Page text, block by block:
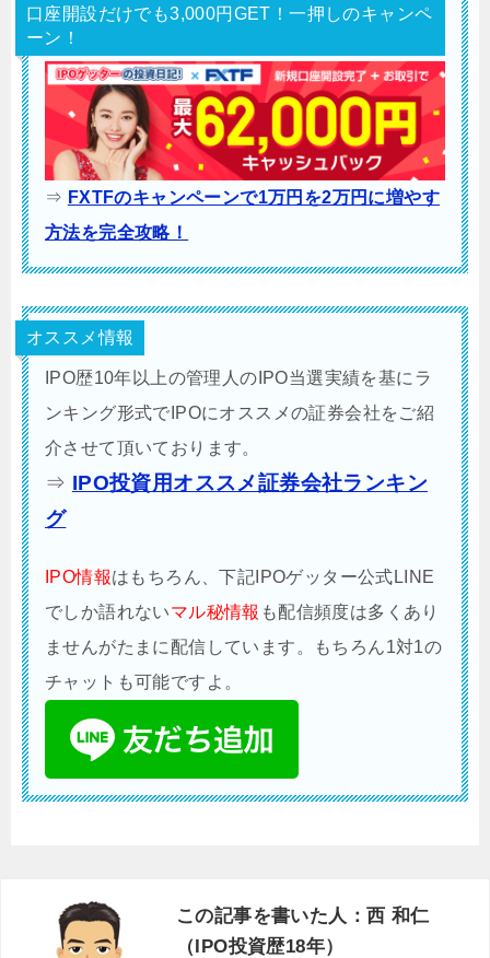
口座開設だけでも3,000円GET！一押しのキャンペ
ーン！
⇒ FXTFのキャンペーンで1万円を2万円に増やす
方法を完全攻略！
オススメ情報
IPO歴10年以上の管理人のIPO当選実績を基にラ
ンキング形式でIPOにオススメの証券会社をご紹
介させて頂いております。
⇒ IPO投資用オススメ証券会社ランキン
グ
IPO情報はもちろん、下記IPOゲッター公式LINE
でしか語れないマル秘情報 も配信頻度は多くあり
ませんがたまに配信しています。もちろん1対1の
チャットも可能ですよ。
この記事を書いた人：西 和仁
（IPO投資歴18年）